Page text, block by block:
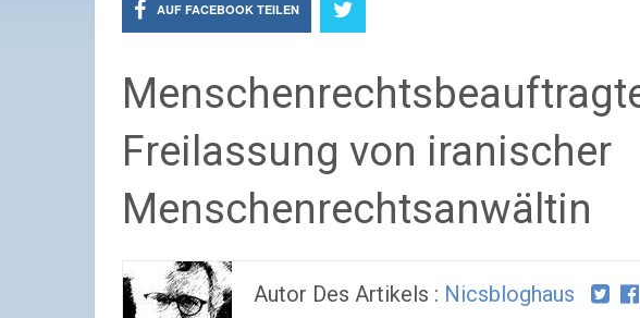
AUF FACEBOOK TEILEN
Freilassung von iranischer
Menschenrechtsanwältin
Autor Des Artikels : Nicsbloghaus